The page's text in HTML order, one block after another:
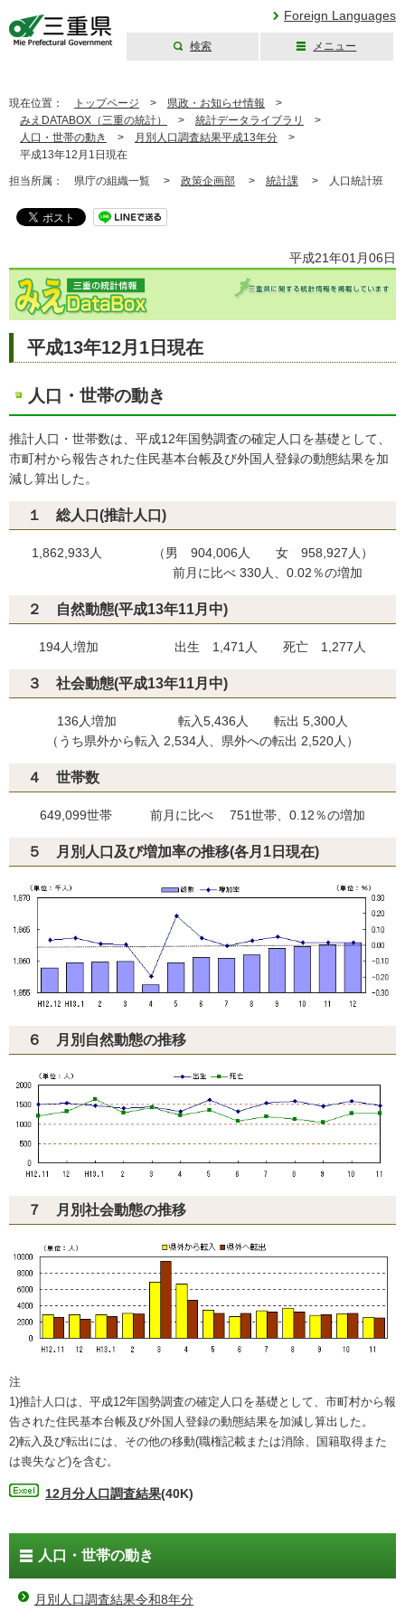
Foreign Languages
検索 メニュー
現在位置： トップページ > 県政・お知らせ情報 >
みえDATABOX（三重の統計）
> 統計データライブラリ
>
人口・世帯の動き
> 月別人口調査結果平成13年分 >
平成13年12月1日現在
担当所属： 県庁の組織一覧 > 政策企画部 > 統計課 > 人口統計班
平成21年01月06日
平成13年12月1日現在
人口・世帯の動き
推計人口・世帯数は、平成12年国勢調査の確定人口を基礎として、
市町村から報告された住民基本台帳及び外国人登録の動態結果を加
減し算出した。
１ 総人口(推計人口)
1,862,933人 （男 904,006人 女 958,927人）
前月に比べ 330人、0.02％の増加
２ 自然動態(平成13年11月中)
194人増加 出生 1,471人 死亡 1,277人
３ 社会動態(平成13年11月中)
136人増加 転入5,436人 転出 5,300人
（うち県外から転入 2,534人、県外への転出 2,520人）
４ 世帯数
649,099世帯 前月に比べ 751世帯、0.12％の増加
５ 月別人口及び増加率の推移(各月1日現在)
６ 月別自然動態の推移
７ 月別社会動態の推移
注
1)推計人口は、平成12年国勢調査の確定人口を基礎として、市町村から報
告された住民基本台帳及び外国人登録の動態結果を加減し算出した。
2)転入及び転出には、その他の移動(職権記載または消除、国籍取得また
は喪失など)を含む。
12月分人口調査結果(40K)
人口・世帯の動き
月別人口調査結果令和8年分